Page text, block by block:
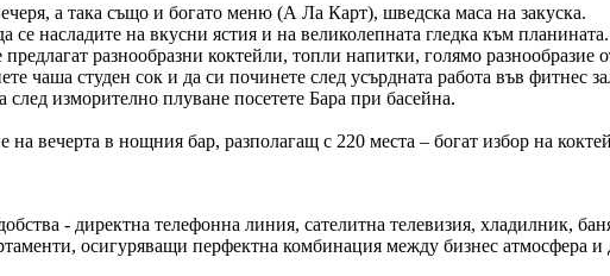
а така също и богато меню (А Ла Карт), шведска маса на закуска.
насладите на вкусни ястия и на великолепната гледка към планината.
разнообразни коктейли, топли напитки, голямо разнообразие
студен сок и да си починете след усърдната работа във фитнес
изморително плуване посетете Бара при басейна.
в нощния бар, разполагащ с 220 места – богат избор на
- директна телефонна линия, сателитна телевизия, хладилник,
осигуряващи перфектна комбинация между бизнес атмосфера